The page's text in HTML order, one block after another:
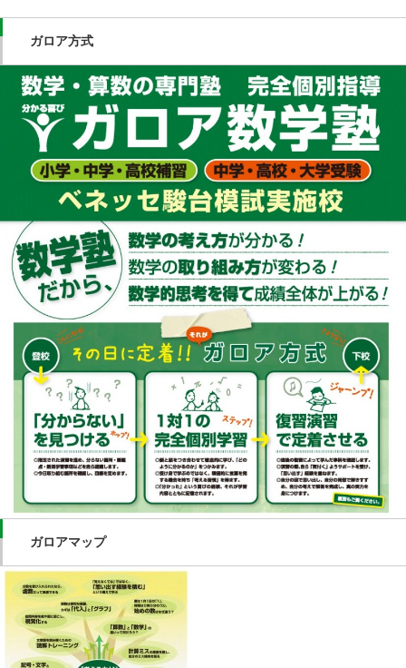
ガロア方式
ガロアマップ